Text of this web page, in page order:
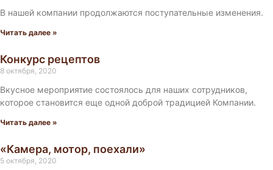
В нашей компании продолжаются поступательные изменения.
Читать далее »
Конкурс рецептов
8 октября, 2020
Вкусное мероприятие состоялось для наших сотрудников,
которое становится еще одной доброй традицией Компании.
Читать далее »
«Камера, мотор, поехали»
5 октября, 2020